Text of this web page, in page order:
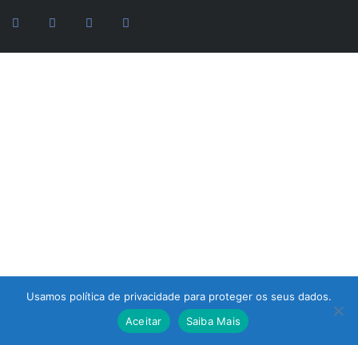
Usamos política de privacidade para proteger os seus dados.
Aceitar
Saiba Mais
Atendimento